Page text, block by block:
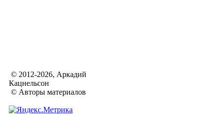
© 2012-2026, Аркадий
Кацнельсон
© Авторы материалов